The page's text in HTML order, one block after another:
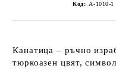
Код: А-1010-1
Канатица – ръчно
тюркоазен цвят,